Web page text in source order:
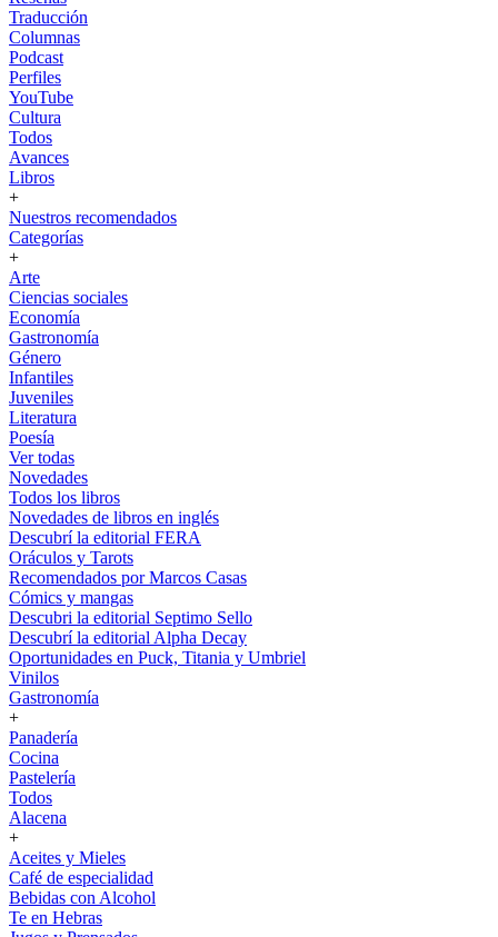
Traducción
Columnas
Podcast
Perfiles
YouTube
Cultura
Todos
Avances
Libros
+
Nuestros recomendados
Categorías
+
Arte
Ciencias sociales
Economía
Gastronomía
Género
Infantiles
Juveniles
Literatura
Poesía
Ver todas
Novedades
Todos los libros
Novedades de libros en inglés
Descubrí la editorial FERA
Oráculos y Tarots
Recomendados por Marcos Casas
Cómics y mangas
Descubri la editorial Septimo Sello
Descubrí la editorial Alpha Decay
Oportunidades en Puck, Titania y Umbriel
Vinilos
Gastronomía
+
Panadería
Cocina
Pastelería
Todos
Alacena
+
Aceites y Mieles
Café de especialidad
Bebidas con Alcohol
Te en Hebras